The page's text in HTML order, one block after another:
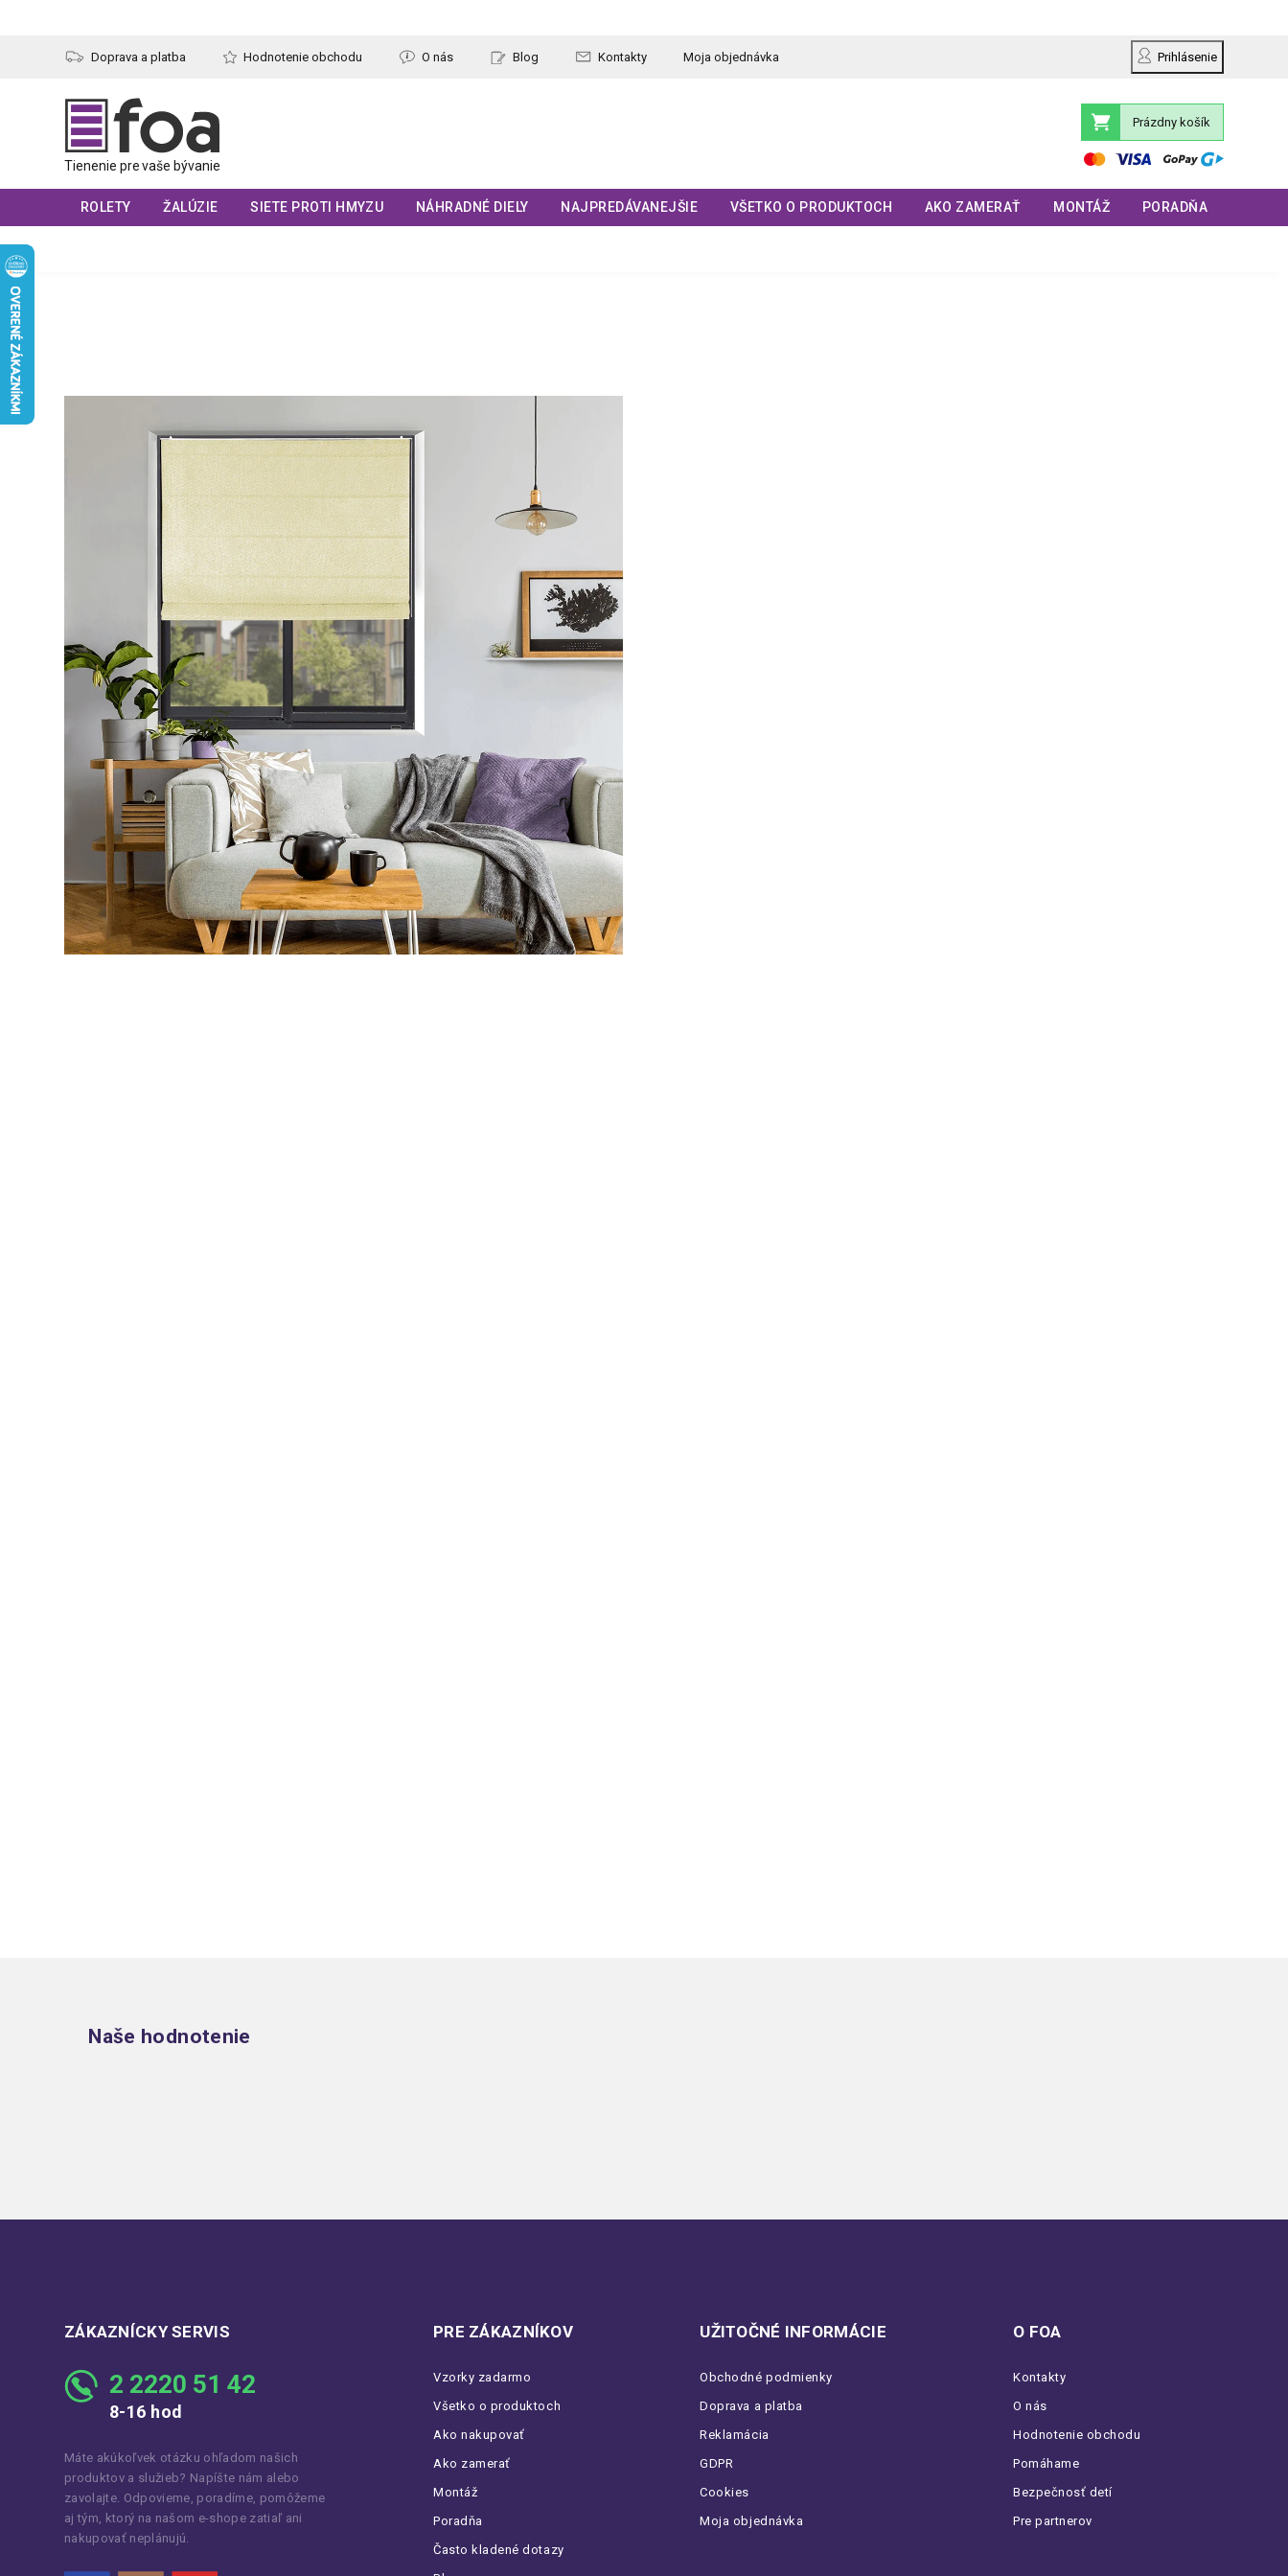
Doprava a platba Hodnotenie obchodu O nás Blog Kontakty Moja objednávka Prihlásenie
Nákupný
košík
Prázdny košík
ROLETY ŽALÚZIE SIETE PROTI HMYZU NÁHRADNÉ DIELY NAJPREDÁVANEJŠIE VŠETKO O PRODUKTOCH AKO ZAMERAŤ MONTÁŽ PORADŇA
Naše hodnotenie
ZÁKAZNÍCKY SERVIS
2 2220 51 42
8-16 hod
Máte akúkoľvek otázku ohľadom našich
produktov a služieb? Napíšte nám alebo
zavolajte. Odpovieme, poradíme, pomôžeme
aj tým, ktorý na našom e-shope zatiaľ ani
nakupovať neplánujú.
PRE ZÁKAZNÍKOV
Vzorky zadarmo
Všetko o produktoch
Ako nakupovať
Ako zamerať
Montáž
Poradňa
Často kladené dotazy
UŽITOČNÉ INFORMÁCIE
Obchodné podmienky
Doprava a platba
Reklamácia
GDPR
Cookies
Moja objednávka
O FOA
Kontakty
O nás
Hodnotenie obchodu
Pomáhame
Bezpečnosť detí
Pre partnerov